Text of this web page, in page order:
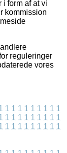
form af at vi
kommission
reguleringer
vores
1 1 1 1 1 1 1 1 1
1 1 1 1 1 1 1 1 1
1 1 1 1 1 1 1 1 1